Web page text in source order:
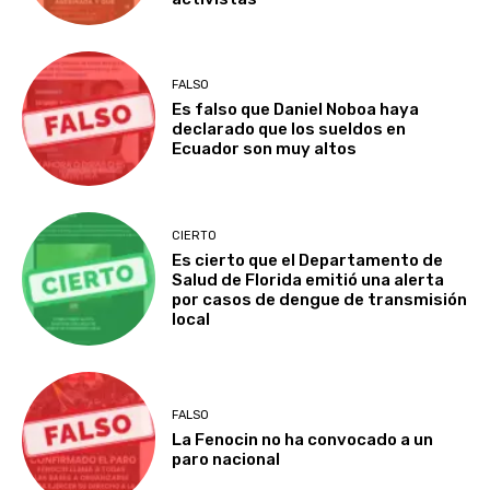
FALSO
Es falso que Daniel Noboa haya
declarado que los sueldos en
Ecuador son muy altos
CIERTO
Es cierto que el Departamento de
Salud de Florida emitió una alerta
por casos de dengue de transmisión
local
FALSO
La Fenocin no ha convocado a un
paro nacional